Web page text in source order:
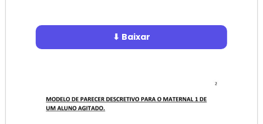
⬇ Baixar